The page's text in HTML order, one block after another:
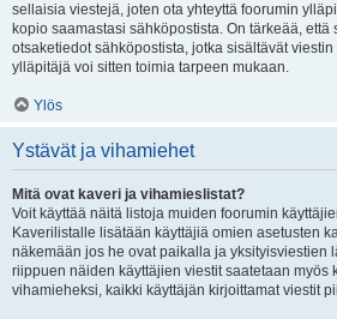
sellaisia viestejä, joten ota yhteyttä foorumin
kopio saamastasi sähköpostista. On tärkeää, että
otsaketiedot sähköpostista, jotka sisältävät
ylläpitäjä voi sitten toimia tarpeen mukaan.
Ylös
Ystävät ja vihamiehet
Mitä ovat kaveri ja vihamieslistat?
Voit käyttää näitä listoja muiden foorumin
Kaverilistalle lisätään käyttäjiä omien asetusten
näkemään jos he ovat paikalla ja yksityisviestien
riippuen näiden käyttäjien viestit saatetaan myös
vihamieheksi, kaikki käyttäjän kirjoittamat viestit